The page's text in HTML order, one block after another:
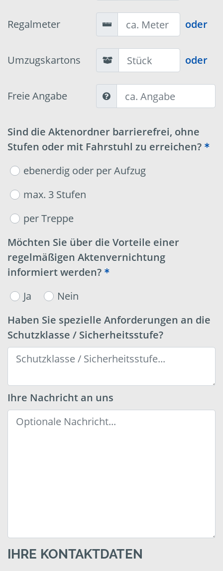
Regalmeter oder
Umzugskartons oder
Freie Angabe
Sind die Aktenordner barrierefrei, ohne
Stufen oder mit Fahrstuhl zu erreichen?
ebenerdig oder per Aufzug
max. 3 Stufen
per Treppe
Möchten Sie über die Vorteile einer
regelmäßigen Aktenvernichtung
informiert werden?
Ja
Nein
Haben Sie spezielle Anforderungen an die
Schutzklasse / Sicherheitsstufe?
Ihre Nachricht an uns
IHRE KONTAKTDATEN